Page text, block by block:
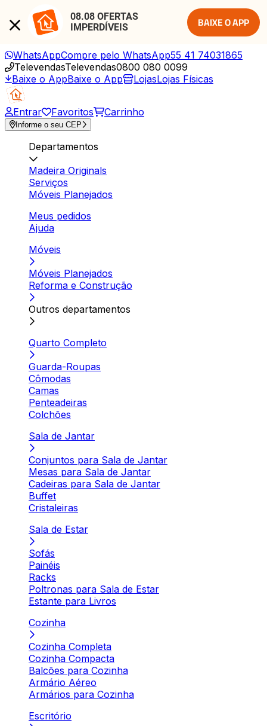
08.08 OFERTAS
IMPERDÍVEIS
BAIXE O APP
WhatsAppCompre pelo WhatsApp55 41 74031865
TelevendasTelevendas0800 080 0099
Baixe o AppBaixe o App LojasLojas Físicas
Entrar Favoritos Carrinho
Informe o seu CEP
Departamentos
Madeira Originals
Serviços
Móveis Planejados
Meus pedidos
Ajuda
Móveis
Móveis Planejados
Reforma e Construção
Outros departamentos
Quarto Completo
Guarda-Roupas
Cômodas
Camas
Penteadeiras
Colchões
Sala de Jantar
Conjuntos para Sala de Jantar
Mesas para Sala de Jantar
Cadeiras para Sala de Jantar
Buffet
Cristaleiras
Sala de Estar
Sofás
Painéis
Racks
Poltronas para Sala de Estar
Estante para Livros
Cozinha
Cozinha Completa
Cozinha Compacta
Balcões para Cozinha
Armário Aéreo
Armários para Cozinha
Escritório